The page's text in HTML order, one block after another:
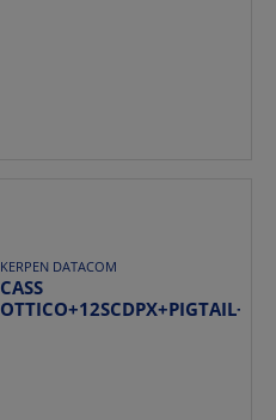
KERPEN DATACOM
CASS